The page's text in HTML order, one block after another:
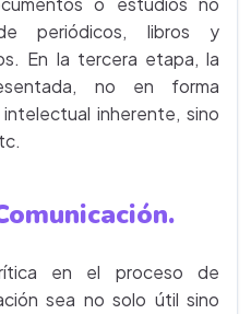
periódicos, libros y
En la tercera etapa, la
no en forma
inherente, sino
en el proceso de
sea no solo útil sino